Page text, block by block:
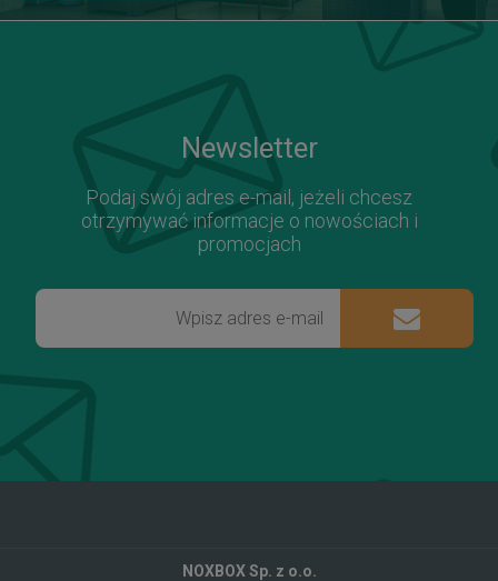
Newsletter
Podaj swój adres e-mail, jeżeli chcesz
otrzymywać informacje o nowościach i
promocjach
NOXBOX Sp. z o.o.